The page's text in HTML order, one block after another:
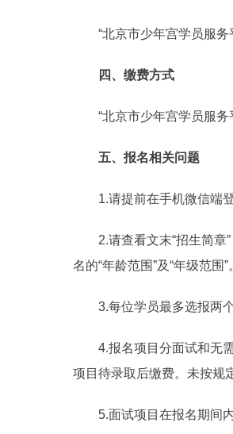
“北京市少年宫学员服
四、缴费方式
“北京市少年宫学员服
五、报名相关问题
1.请提前在手机微信端
2.请查看文末“招生简
名的“年龄范围”及“年级范围”
3.每位学员最多选报两
4.报名项目分面试和无
项目待录取后缴费。未按规
5.面试项目在报名期间